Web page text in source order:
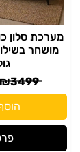
מערכת סלון
מושחר
₪3499